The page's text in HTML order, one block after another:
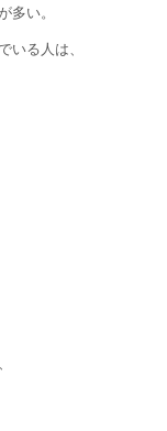
多い。
いる人は、